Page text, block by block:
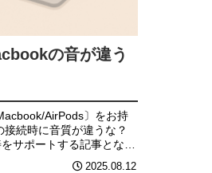
の音が違う
AirPods〕をお持
続時に音質が違うな？
サポートする記事となり
2025.08.12